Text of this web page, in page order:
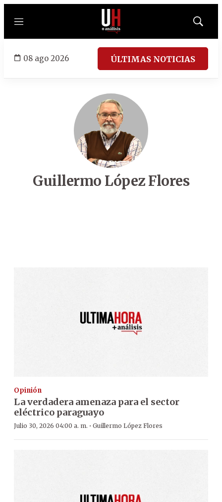
Menú
Mostrar
08 ago 2026 ÚLTIMAS NOTICIAS
Guillermo López Flores
Opinión
La verdadera amenaza para el sector
eléctrico paraguayo
Julio 30, 2026 04:00 a. m. · Guillermo López Flores